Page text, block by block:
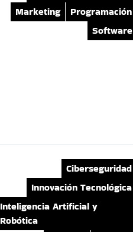
Marketing
Programación
Software
Ciberseguridad
Innovación Tecnológica
Inteligencia Artificial y
Robótica